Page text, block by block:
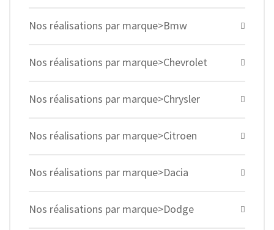
Nos réalisations par marque>Bmw
Nos réalisations par marque>Chevrolet
Nos réalisations par marque>Chrysler
Nos réalisations par marque>Citroen
Nos réalisations par marque>Dacia
Nos réalisations par marque>Dodge